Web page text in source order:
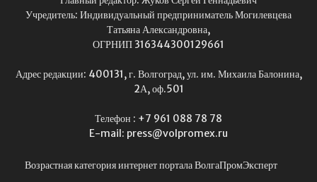
Учредитель: Индивидуальный предприниматель Могилевцева
Татьяна Александровна,
ОГРНИП 316344300129661
Адрес редакции: 400131, г. Волгоград, ул. им. Михаила Балонина,
2А, оф.501
Телефон : +7 961 088 78 78
E-mail: press@volpromex.ru
Возрастная категория интернет портала ВолгаПромЭксперт